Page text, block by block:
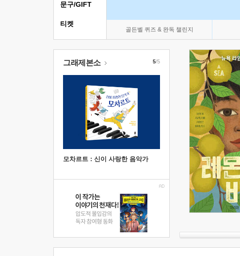
골든벨 퀴즈 & 완독 챌린지
문구/GIFT
티켓
그래제본소
모차르트 : 신이 사랑한 음악가
5/5